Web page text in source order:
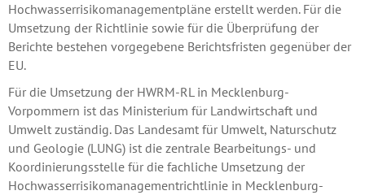
Hochwasserrisikomanagementpläne erstellt werden. Für die
Umsetzung der Richtlinie sowie für die Überprüfung der
Berichte bestehen vorgegebene Berichtsfristen gegenüber der
EU.
Für die Umsetzung der HWRM-RL in Mecklenburg-
Vorpommern ist das Ministerium für Landwirtschaft und
Umwelt zuständig. Das Landesamt für Umwelt, Naturschutz
und Geologie (LUNG) ist die zentrale Bearbeitungs- und
Koordinierungsstelle für die fachliche Umsetzung der
Hochwasserrisikomanagementrichtlinie in Mecklenburg-